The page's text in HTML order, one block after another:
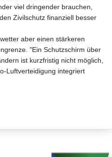
viel dringender brauchen,
Zivilschutz finanziell besser
aber einen stärkeren
"Ein Schutzschirm über
ist kurzfristig nicht möglich,
Luftverteidigung integriert